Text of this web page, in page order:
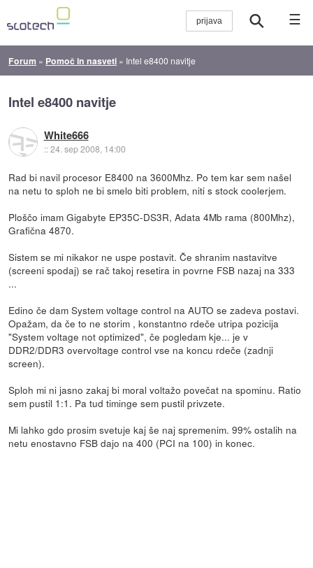
☰
Forum » Pomoč in nasveti » Intel e8400 navitje
Intel e8400 navitje
White666
::24. sep 2008, 14:00
Rad bi navil procesor E8400 na 3600Mhz. Po tem kar sem našel
na netu to sploh ne bi smelo biti problem, niti s stock coolerjem.
Ploščo imam Gigabyte EP35C-DS3R, Adata 4Mb rama (800Mhz),
Grafična 4870.
Sistem se mi nikakor ne uspe postavit. Če shranim nastavitve
(screeni spodaj) se rač takoj resetira in povrne FSB nazaj na 333
...
Edino če dam System voltage control na AUTO se zadeva postavi.
Opažam, da če to ne storim , konstantno rdeče utripa pozicija
"System voltage not optimized", če pogledam kje... je v
DDR2/DDR3 overvoltage control vse na koncu rdeče (zadnji
screen).
Sploh mi ni jasno zakaj bi moral voltažo povečat na spominu. Ratio
sem pustil 1:1. Pa tud timinge sem pustil privzete.
Mi lahko gdo prosim svetuje kaj še naj spremenim. 99% ostalih na
netu enostavno FSB dajo na 400 (PCI na 100) in konec.